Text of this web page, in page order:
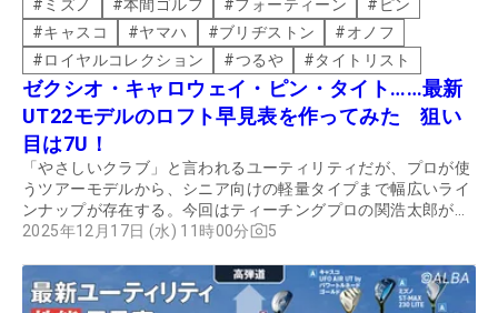
# ミズノ #本間ゴルフ #フォーティーン # ピン
#キャスコ #ヤマハ #ブリヂストン #オノフ
#ロイヤルコレクション #つるや #タイトリスト
ゼクシオ・キャロウェイ・ピン・タイト……最新
UT22モデルのロフト早見表を作ってみた 狙い
目は7U！
「やさしいクラブ」と言われるユーティリティだが、プロが使
うツアーモデルから、シニア向けの軽量タイプまで幅広いライ
ンナップが存在する。今回はティーチングプロの関浩太郎が、
最新モデルを試打した上で、ユーティリティのロフト早見表を
2025年12月17日 (水) 11時00分 5